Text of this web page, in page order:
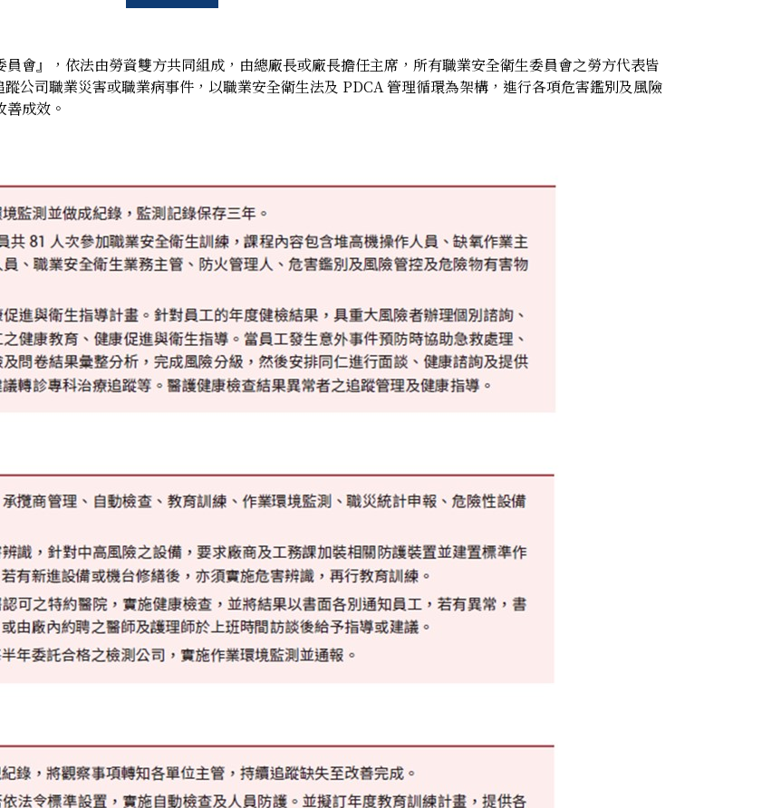
會』，依法由勞資雙方共同組成，由總廠長或廠長擔任主席，所有職業安全衛生委員會之勞方代表皆
公司職業災害或職業病事件，以職業安全衛生法及 PDCA 管理循環為架構，進行各項危害鑑別及風險
成效。